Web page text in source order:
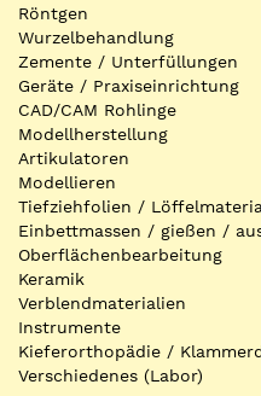
Röntgen
Wurzelbehandlung
Zemente / Unterfüllungen
Geräte / Praxiseinrichtung
CAD/CAM Rohlinge
Modellherstellung
Artikulatoren
Modellieren
Tiefziehfolien /
Einbettmassen / gießen /
Oberflächenbearbeitung
Keramik
Verblendmaterialien
Instrumente
Kieferorthopädie /
Verschiedenes (Labor)